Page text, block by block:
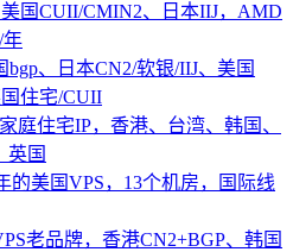
国CUII/CMIN2、日本IIJ，AMD
年
bgp、日本CN2/软银/IIJ、美国
住宅/CUII
庭住宅IP，香港、台湾、韩国、
英国
的美国VPS，13个机房，国际线
老品牌，香港CN2+BGP、韩国